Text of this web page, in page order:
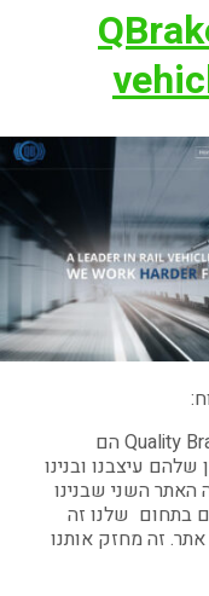
בלמי איכות או בשמם הלועזי Quality Brakes Ltd הם
עיצבנו ובנינו
האתר השני שבנינו
בתחום שלנו זה
זה מחזק אותנו